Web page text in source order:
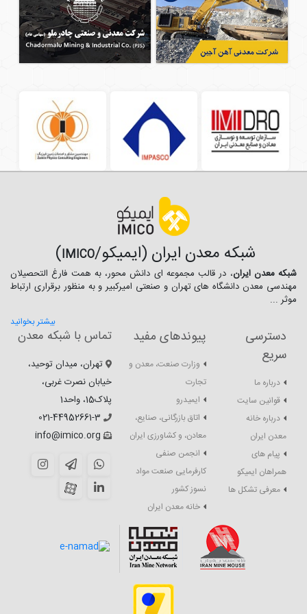
شبکه معدن ایران (ایمیکو/IMICO
)
شبکه معدن ایران، در قالب مجموعه ای دانش محور، به همت فارغ­ التحصیلان
مهندسی معدن دانشگاه ­های تهران و صنعتی امیرکبیر و به منظور برقراری ارتباط
موثر ...
بیشتر بخوانید
دسترسی
سریع
درباره ما
قوانین سایت
درباره خانه
معدن ایران
پیام های
همراهان ایمیکو
معرفی تشکل ها
پیوندهای مفید
وزارت صنعت، معدن و
تجارت
ایمیدرو
اتاق بازرگانی، صنایع،
معادن، و کشاورزی ایران
انجمن صنفی
کارفرمایی صنعت مواد
نسوز کشور
خانه معدن ایران
تماس با شبکه معدن
تهران، میدان توحید،
خیابان نصرت غربی،
پلاک15، واحد1
021-44952661-3
info@imico.org